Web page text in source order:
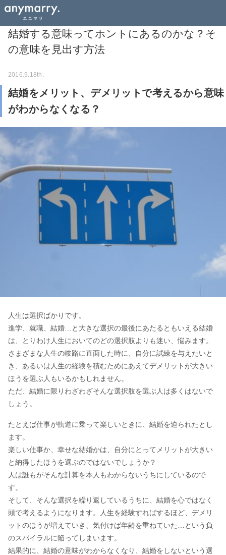
結婚する意味ってホントにあるのかな？そ
の意味を見出す方法
2016.9.18th.
結婚をメリット、デメリットで考えるから意味
がわからなくなる？
人生は選択ばかりです。
進学、就職、結婚…と大きな選択の最後にあたるともいえる結婚
は、とりわけ人生においてのどの選択肢よりも迷い、悩みます。
さまざまな人生の岐路に直面した時に、自分に試練を与えたいと
き、あるいは人生の経験を積むためにあえてデメリットが大きい
ほうを選ぶ人もいるかもしれません。
ただ、結婚に限りわざわざそんな選択肢を選ぶ人は多くはないで
しょう。
たとえば仕事が軌道に乗って楽しいときに、結婚を迫られたとし
ます。
楽しい仕事か、幸せな結婚かは、自分にとってメリットが大きい
と納得したほうを選ぶのではないでしょうか？
人は誰もがそんな計算を本人もわからないうちにしているので
す。
そして、そんな選択を繰り返しているうちに、結婚を心ではなく
頭で考えるようになります。人生を経験すればするほど、デメリ
ットのほうが増えていき、気付けば年齢を重ねていた…という負
のスパイラルに陥ってしまいます。
結果的に、結婚の意味がわからなくなり、結婚をしないという選